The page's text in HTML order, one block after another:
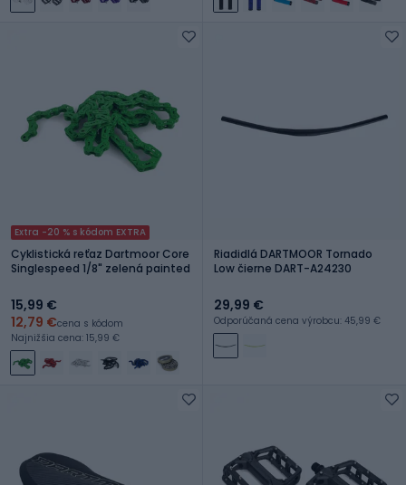
Extra -20 % s kódom EXTRA
Cyklistická reťaz Dartmoor Core
Singlespeed 1/8" zelená painted
15,99 €
12,79 €cena s kódom
Najnižšia cena: 15,99 €
Riadidlá DARTMOOR Tornado
Low čierne DART-A24230
29,99 €
Odporúčaná cena výrobcu: 45,99 €